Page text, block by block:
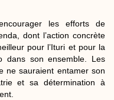
les efforts de
dont l’action concrète
pour l’Ituri et pour la
dans son ensemble. Les
ne sauraient entamer son
et sa détermination à